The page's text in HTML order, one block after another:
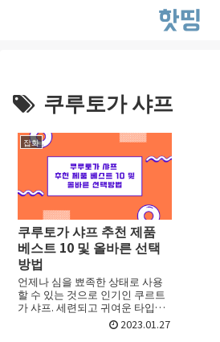
쿠루토가 샤프
잡화
쿠루토가 샤프 추천 제품
베스트 10 및 올바른 선택
방법
언제나 심을 뾰족한 상태로 사용
할 수 있는 것으로 인기인 쿠르트
가 샤프. 세련되고 귀여운 타입이
나 고급 샤프 등, 다양한 상품이 많
아서 어떤 쿠루토가 샤프 를 골라
2023.01.27